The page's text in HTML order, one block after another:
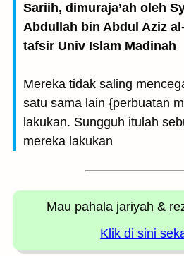
Sariih, dimuraja’ah oleh
Abdullah bin Abdul Aziz
tafsir Univ Islam Madinah
Mereka tidak saling
satu sama lain {perbuatan
lakukan. Sungguh itulah
mereka lakukan
Mau pahala jariyah &
Klik di sini